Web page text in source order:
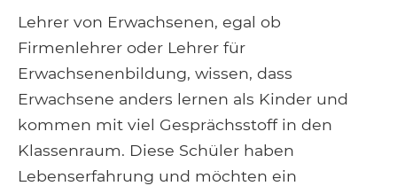
Lehrer von Erwachsenen, egal ob
Firmenlehrer oder Lehrer für
Erwachsenenbildung, wissen, dass
Erwachsene anders lernen als Kinder und
kommen mit viel Gesprächsstoff in den
Klassenraum. Diese Schüler haben
Lebenserfahrung und möchten ein